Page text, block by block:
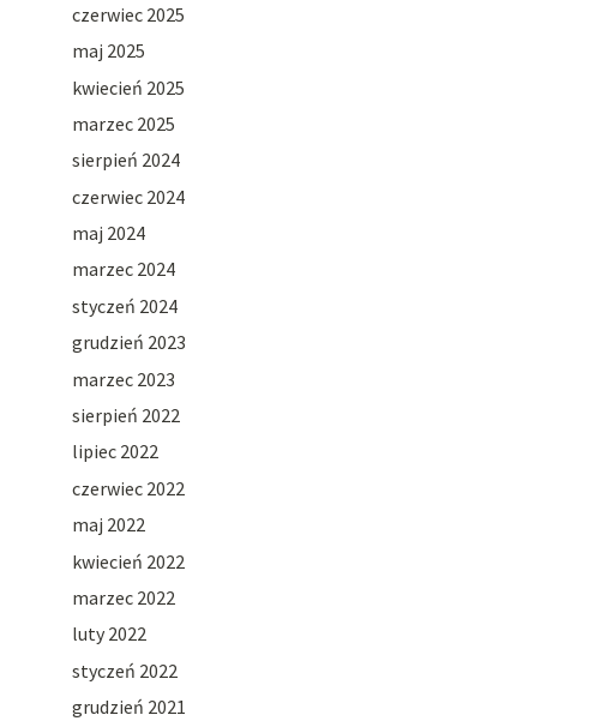
czerwiec 2025
maj 2025
kwiecień 2025
marzec 2025
sierpień 2024
czerwiec 2024
maj 2024
marzec 2024
styczeń 2024
grudzień 2023
marzec 2023
sierpień 2022
lipiec 2022
czerwiec 2022
maj 2022
kwiecień 2022
marzec 2022
luty 2022
styczeń 2022
grudzień 2021